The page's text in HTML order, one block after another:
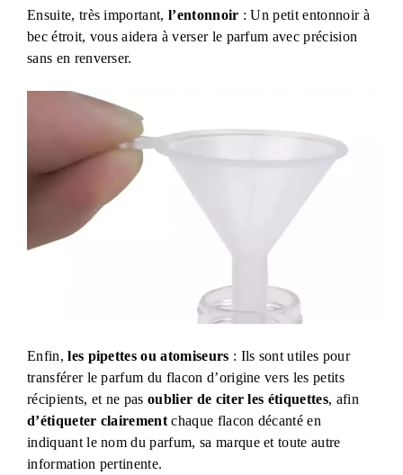
Ensuite, très important, l’entonnoir : Un petit entonnoir à
bec étroit, vous aidera à verser le parfum avec précision
sans en renverser.
Enfin,les pipettes ou atomiseurs : Ils sont utiles pour
transférer le parfum du flacon d’origine vers les petits
récipients, et ne pasoublier de citer les étiquettes, afin
d’étiqueter clairement chaque flacon décanté en
indiquant le nom du parfum, sa marque et toute autre
information pertinente.